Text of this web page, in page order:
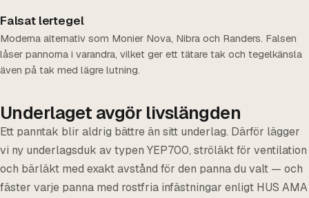
Falsat lertegel
Moderna alternativ som Monier Nova, Nibra och Randers. Falsen
låser pannorna i varandra, vilket ger ett tätare tak och tegelkänsla
även på tak med lägre lutning.
Underlaget avgör livslängden
Ett panntak blir aldrig bättre än sitt underlag. Därför lägger
vi ny underlagsduk av typen YEP700, ströläkt för ventilation
och bärläkt med exakt avstånd för den panna du valt — och
fäster varje panna med rostfria infästningar enligt HUS AMA